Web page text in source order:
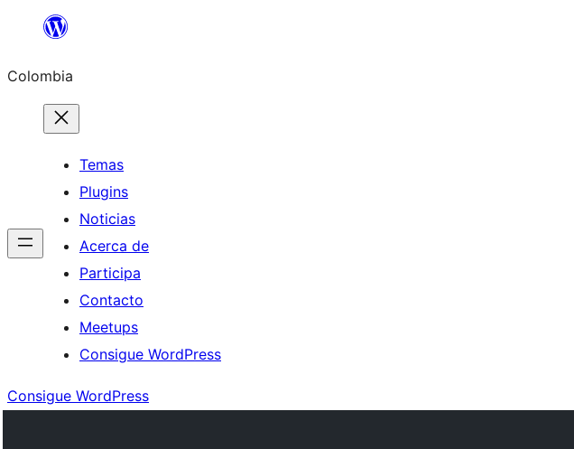
Saltar
contenido
Colombia
Temas
Plugins
Noticias
Acerca de
Participa
Contacto
Meetups
Consigue WordPress
Consigue WordPress